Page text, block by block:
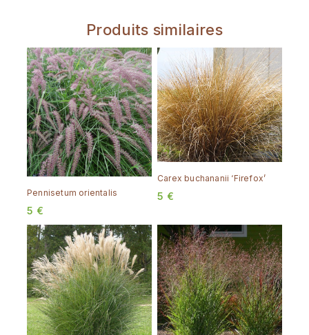
Produits similaires
Pennisetum orientalis
5 €
Carex buchananii ‘Firefox’
5 €